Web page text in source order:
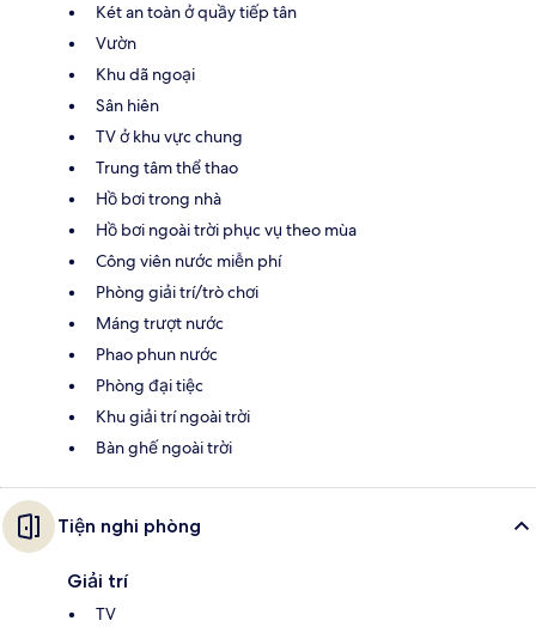
Két an toàn ở quầy tiếp tân
Vườn
Khu dã ngoại
Sân hiên
TV ở khu vực chung
Trung tâm thể thao
Hồ bơi trong nhà
Hồ bơi ngoài trời phục vụ theo mùa
Công viên nước miễn phí
Phòng giải trí/trò chơi
Máng trượt nước
Phao phun nước
Phòng đại tiệc
Khu giải trí ngoài trời
Bàn ghế ngoài trời
Tiện nghi phòng
Giải trí
TV